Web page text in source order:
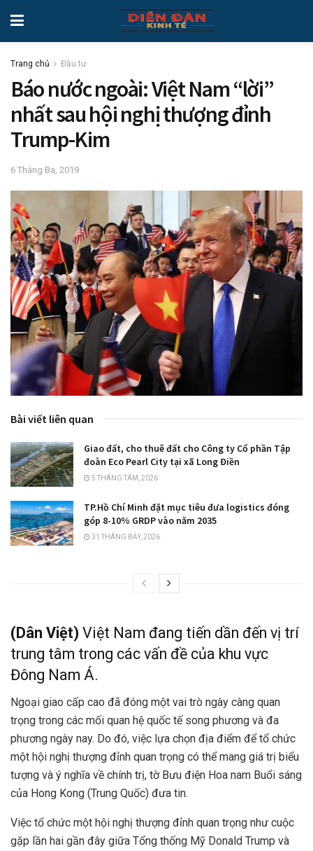
Trang chủ Đầu tư
Báo nước ngoài: Việt Nam “lời”
nhất sau hội nghị thượng đỉnh
Trump-Kim
6 Tháng Ba, 2019
Bài viết liên quan
Giao đất, cho thuê đất cho Công ty Cổ phần Tập
đoàn Eco Pearl City tại xã Long Điền
5 THÁNG TÁM, 2026
TP.Hồ Chí Minh đặt mục tiêu đưa logistics đóng
góp 8-10% GRDP vào năm 2035
31 THÁNG BẢY, 2026
(Dân Việt) Việt Nam đang tiến dần đến vị trí
trung tâm trong các vấn đề của khu vực
Đông Nam Á.
Ngoại giao cấp cao đã đóng một vai trò ngày càng quan
trọng trong các mối quan hệ quốc tế song phương và đa
phương ngày nay. Do đó, việc lựa chọn địa điểm để tổ chức
một hội nghị thượng đỉnh quan trọng có thể mang giá trị biểu
tượng và ý nghĩa về chính trị, tờ Bưu điện Hoa nam Buổi sáng
của Hong Kong (Trung Quốc) đưa tin.
Việc tổ chức một hội nghị thượng đỉnh quan trọng như cuộc
gặp lần hai gần đây giữa Tổng thống Mỹ Donald Trump và